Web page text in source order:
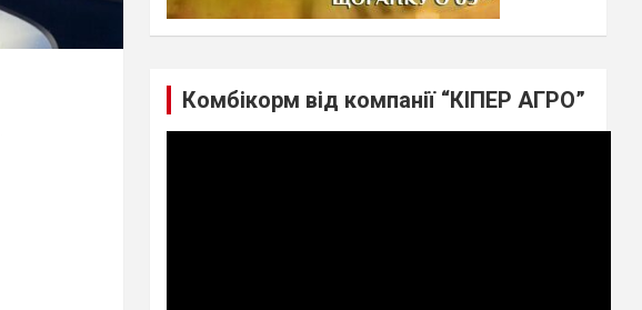
Комбікорм від компанії “КІПЕР АГРО”